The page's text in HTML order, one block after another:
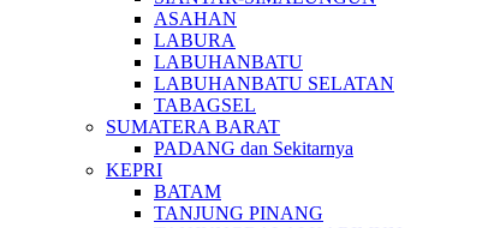
ASAHAN
LABURA
LABUHANBATU
LABUHANBATU SELATAN
TABAGSEL
SUMATERA BARAT
PADANG dan Sekitarnya
KEPRI
BATAM
TANJUNG PINANG